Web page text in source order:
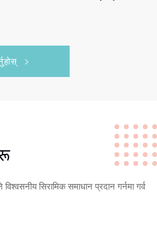
सिरामिक समाधान प्रदान गर्नमा गर्व